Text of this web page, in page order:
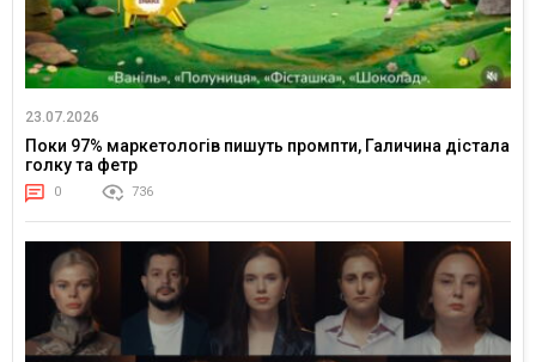
23.07.2026
Поки 97% маркетологів пишуть промпти, Галичина дістала
голку та фетр
0 736